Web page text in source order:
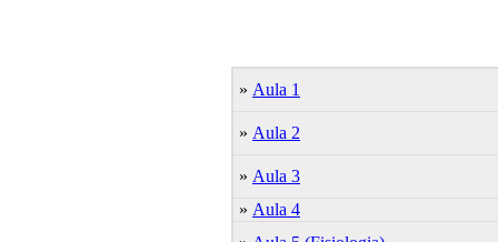
» Aula 1
» Aula 2
» Aula 3
» Aula 4